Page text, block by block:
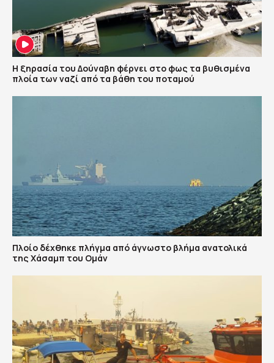
Η ξηρασία του Δούναβη φέρνει στο φως τα βυθισμένα
πλοία των ναζί από τα βάθη του ποταμού
Πλοίο δέχθηκε πλήγμα από άγνωστο βλήμα ανατολικά
της Χάσαμπ του Ομάν